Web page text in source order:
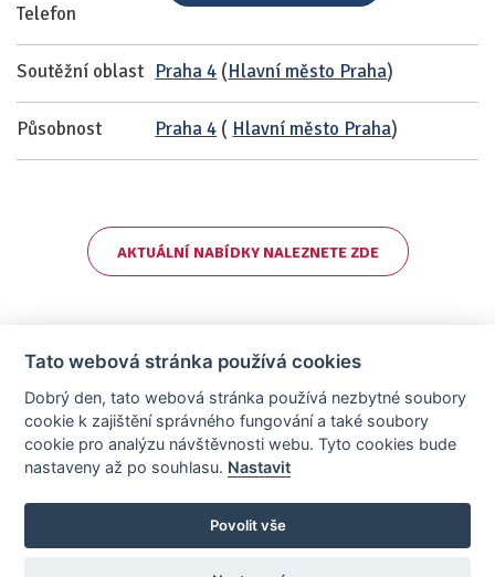
Telefon
Soutěžní oblast Praha 4 (Hlavní město Praha)
Působnost Praha 4 ( Hlavní město Praha)
AKTUÁLNÍ NABÍDKY NALEZNETE ZDE
Stránky vytvořeny v iD-SIGN
Provozovatelem tohoto serveru je společnost AllCzech Promotion, s.r.o.,
Tato webová stránka používá cookies
Dobrý den, tato webová stránka používá nezbytné soubory
cookie k zajištění správného fungování a také soubory
cookie pro analýzu návštěvnosti webu. Tyto cookies bude
nastaveny až po souhlasu. Nastavit
Povolit vše